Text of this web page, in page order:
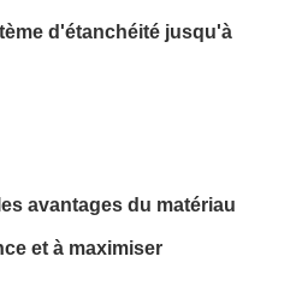
d'étanchéité jusqu'à
avantages du matériau
et à maximiser